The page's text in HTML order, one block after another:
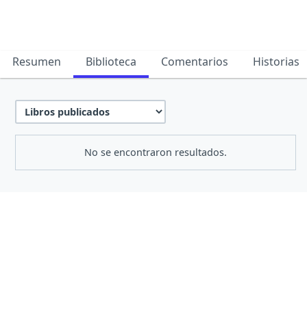
Resumen Biblioteca Comentarios Historias
No se encontraron resultados.